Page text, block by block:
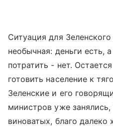
Ситуация для
необычная: деньги есть,
потратить - нет.
готовить население к
Зеленские и его
министров уже занялись,
виноватых, благо далеко